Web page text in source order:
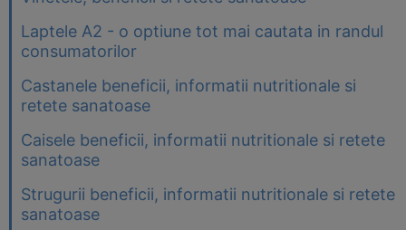
Laptele A2 - o optiune tot mai cautata in randul
consumatorilor
Castanele beneficii, informatii nutritionale si
retete sanatoase
Caisele beneficii, informatii nutritionale si retete
sanatoase
Strugurii beneficii, informatii nutritionale si retete
sanatoase